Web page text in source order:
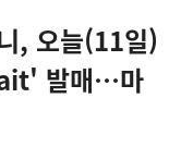
, 오늘(11일)
발매…마